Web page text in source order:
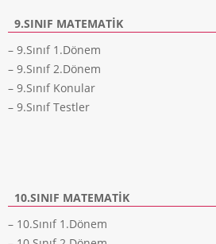
9.SINIF MATEMATIK
– 9.Sınıf 1.Dönem
– 9.Sınıf 2.Dönem
– 9.Sınıf Konular
– 9.Sınıf Testler
10.SINIF MATEMATIK
– 10.Sınıf 1.Dönem